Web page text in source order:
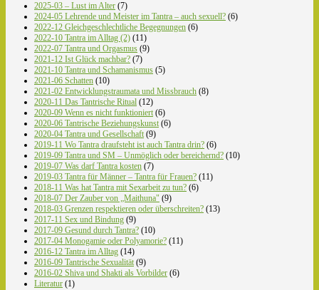
2025-03 – Lust im Alter (7)
2024-05 Lehrende und Meister im Tantra – auch sexuell? (6)
2022-12 Gleichgeschlechtliche Begegnungen (6)
2022-10 Tantra im Alltag (2) (11)
2022-07 Tantra und Orgasmus (9)
2021-12 Ist Glück machbar? (7)
2021-10 Tantra und Schamanismus (5)
2021-06 Schatten (10)
2021-02 Entwicklungstraumata und Missbrauch (8)
2020-11 Das Tantrische Ritual (12)
2020-09 Wenn es nicht funktioniert (6)
2020-06 Tantrische Beziehungskunst (6)
2020-04 Tantra und Gesellschaft (9)
2019-11 Wo Tantra draufsteht ist auch Tantra drin? (6)
2019-09 Tantra und SM – Unmöglich oder bereichernd? (10)
2019-07 Was darf Tantra kosten (7)
2019-03 Tantra für Männer – Tantra für Frauen? (11)
2018-11 Was hat Tantra mit Sexarbeit zu tun? (6)
2018-07 Der Zauber von „Maithuna" (9)
2018-03 Grenzen respektieren oder überschreiten? (13)
2017-11 Sex und Bindung (9)
2017-09 Gesund durch Tantra? (10)
2017-04 Monogamie oder Polyamorie? (11)
2016-12 Tantra im Alltag (14)
2016-09 Tantrische Sexualität (9)
2016-02 Shiva und Shakti als Vorbilder (6)
Literatur (1)